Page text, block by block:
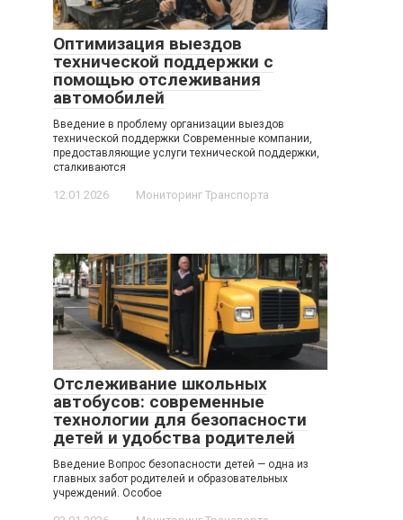
Оптимизация выездов
технической поддержки с
помощью отслеживания
автомобилей
Введение в проблему организации выездов
технической поддержки Современные компании,
предоставляющие услуги технической поддержки,
сталкиваются
12.01.2026 Мониторинг Транспорта
Отслеживание школьных
автобусов: современные
технологии для безопасности
детей и удобства родителей
Введение Вопрос безопасности детей — одна из
главных забот родителей и образовательных
учреждений. Особое